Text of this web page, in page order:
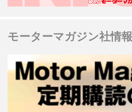
モーターマガジン社情報